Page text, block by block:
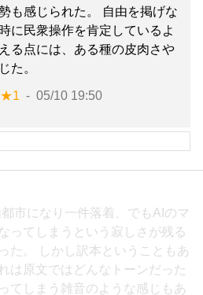
も感じられた。 自由を掲げな
に民衆操作を肯定しているよ
る点には、ある種の皮肉さや
た。
★1 05/10 19:50
都市になり一件落着、でもAIのマ
ってしまうという寂しさが残る
た。 しかし訳本ということもあ
は原文ではどんなトーンだった
てしまう雑音のような感じもあ